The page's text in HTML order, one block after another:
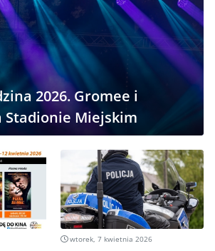
2026. Gromee i
Stadionie Miejskim
wtorek, 7 kwietnia 2026